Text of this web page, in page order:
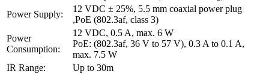
Power Supply:
12 VDC ± 25%, 5.5 mm coaxial power plug
,PoE (802.3af, class 3)
Power
Consumption:
12 VDC, 0.5 A, max. 6 W
PoE: (802.3af, 36 V to 57 V), 0.3 A to 0.1 A,
max. 7.5 W
IR Range:
Up to 30m